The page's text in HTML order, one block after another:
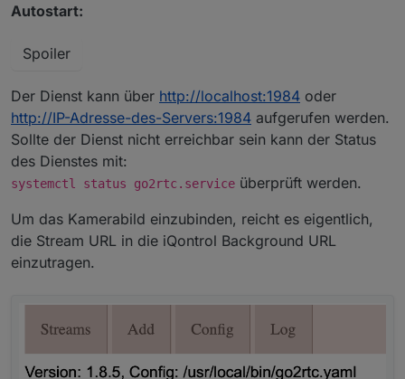
Autostart:
Spoiler
Der Dienst kann über http://localhost:1984 oder
http://IP-Adresse-des-Servers:1984 aufgerufen werden.
Sollte der Dienst nicht erreichbar sein kann der Status
des Dienstes mit:
systemctl status go2rtc.service überprüft werden.
Um das Kamerabild einzubinden, reicht es eigentlich,
die Stream URL in die iQontrol Background URL
einzutragen.